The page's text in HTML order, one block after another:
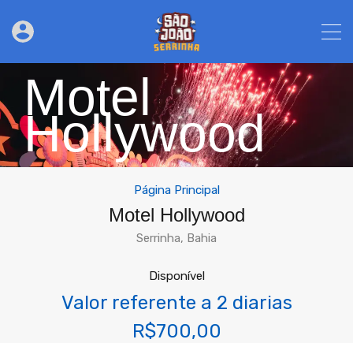
Motel
Hollywood
Página Principal
Motel Hollywood
Serrinha, Bahia
Disponível
Valor referente a 2 diarias
R$700,00